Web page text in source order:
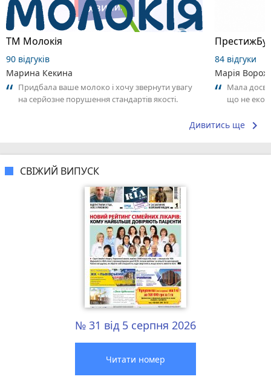
ТМ Молокія
90 відгуків
Марина Кекина
Придбала ваше молоко і хочу звернути увагу
на серйозне порушення стандартів якості.
84 відгуки
Марія
Мала
що не
Дивитись ще keyboard_arrow_right
СВІЖИЙ ВИПУСК
№ 31 від 5 серпня 2026
Читати номер